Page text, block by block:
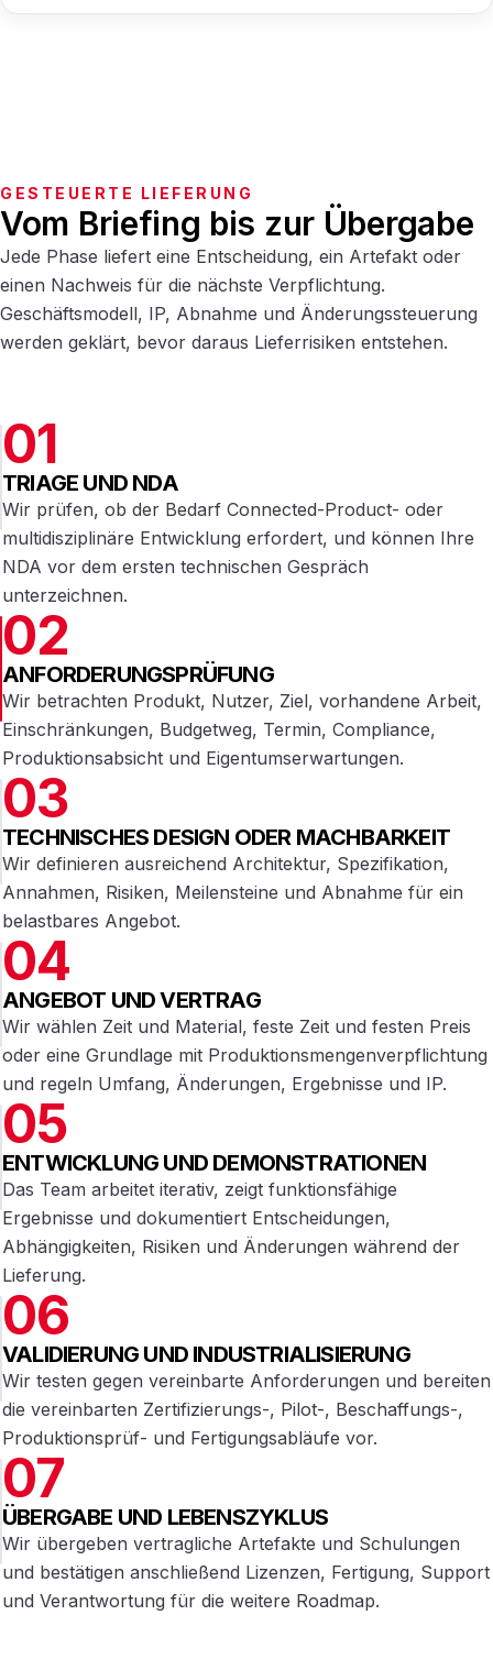
GESTEUERTE LIEFERUNG
Vom Briefing bis zur Übergabe
Jede Phase liefert eine Entscheidung, ein Artefakt oder
einen Nachweis für die nächste Verpflichtung.
Geschäftsmodell, IP, Abnahme und Änderungssteuerung
werden geklärt, bevor daraus Lieferrisiken entstehen.
01
TRIAGE UND NDA
Wir prüfen, ob der Bedarf Connected-Product- oder
multidisziplinäre Entwicklung erfordert, und können Ihre
NDA vor dem ersten technischen Gespräch
unterzeichnen.
02
ANFORDERUNGSPRÜFUNG
Wir betrachten Produkt, Nutzer, Ziel, vorhandene Arbeit,
Einschränkungen, Budgetweg, Termin, Compliance,
Produktionsabsicht und Eigentumserwartungen.
03
TECHNISCHES DESIGN ODER MACHBARKEIT
Wir definieren ausreichend Architektur, Spezifikation,
Annahmen, Risiken, Meilensteine und Abnahme für ein
belastbares Angebot.
04
ANGEBOT UND VERTRAG
Wir wählen Zeit und Material, feste Zeit und festen Preis
oder eine Grundlage mit Produktionsmengenverpflichtung
und regeln Umfang, Änderungen, Ergebnisse und IP.
05
ENTWICKLUNG UND DEMONSTRATIONEN
Das Team arbeitet iterativ, zeigt funktionsfähige
Ergebnisse und dokumentiert Entscheidungen,
Abhängigkeiten, Risiken und Änderungen während der
Lieferung.
06
VALIDIERUNG UND INDUSTRIALISIERUNG
Wir testen gegen vereinbarte Anforderungen und bereiten
die vereinbarten Zertifizierungs-, Pilot-, Beschaffungs-,
Produktionsprüf- und Fertigungsabläufe vor.
07
ÜBERGABE UND LEBENSZYKLUS
Wir übergeben vertragliche Artefakte und Schulungen
und bestätigen anschließend Lizenzen, Fertigung, Support
und Verantwortung für die weitere Roadmap.